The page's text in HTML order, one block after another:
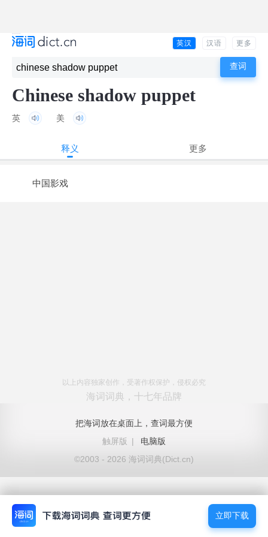
英汉 汉语 更多
Chinese shadow puppet
英 美
释义 更多
中国影戏
以上内容独家创作，受著作权保护，侵权必究
海词词典，十七年品牌
把海词放在桌面上，查词最方便
触屏版
|
电脑版
©2003 - 2026 海词词典(Dict.cn)
立即下载
立即下载